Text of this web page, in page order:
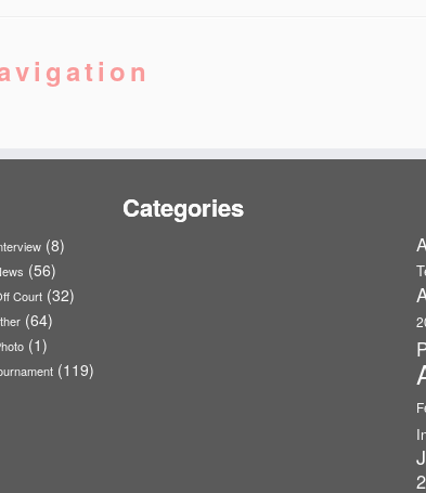
Categories
(8)
(56)
Court (32)
(64)
(1)
(119)